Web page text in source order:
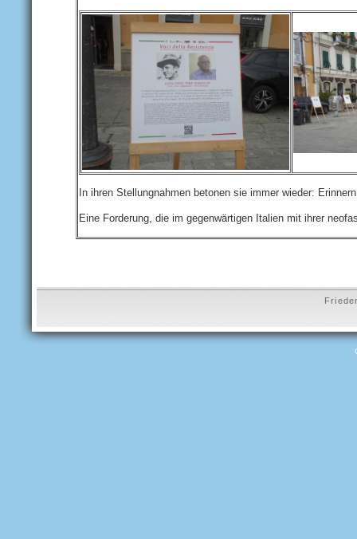
In ihren Stellungnahmen betonen sie immer wieder:
Eine Forderung, die im gegenwärtigen Italien mit ihrer